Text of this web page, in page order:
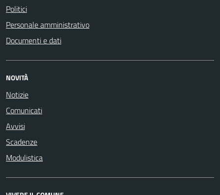
Politici
Personale amministrativo
Documenti e dati
NOVITÀ
Notizie
Comunicati
Avvisi
Scadenze
Modulistica